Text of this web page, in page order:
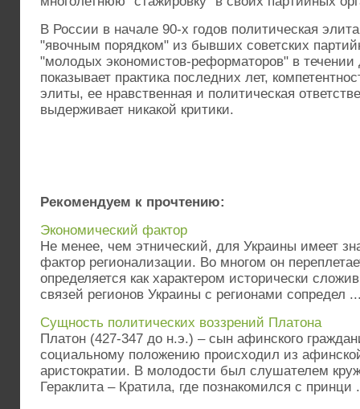
В России в начале 90-х годов политическая
"явочным порядком" из бывших советских
"молодых экономистов-реформаторов" в течении
показывает практика последних лет,
элиты, ее нравственная и политическая
выдерживает никакой критики.
Рекомендуем к прочтению:
Экономический фактор
Не менее, чем этнический, для Украины имеет
фактор регионализации. Во многом он
определяется как характером исторически
связей регионов Украины с регионами сопредел
Сущность политических воззрений Платона
Платон (427-347 до н.э.) – сын афинского
социальному положению происходил из
аристократии. В молодости был слушателем
Гераклита – Кратила, где познакомился с принци